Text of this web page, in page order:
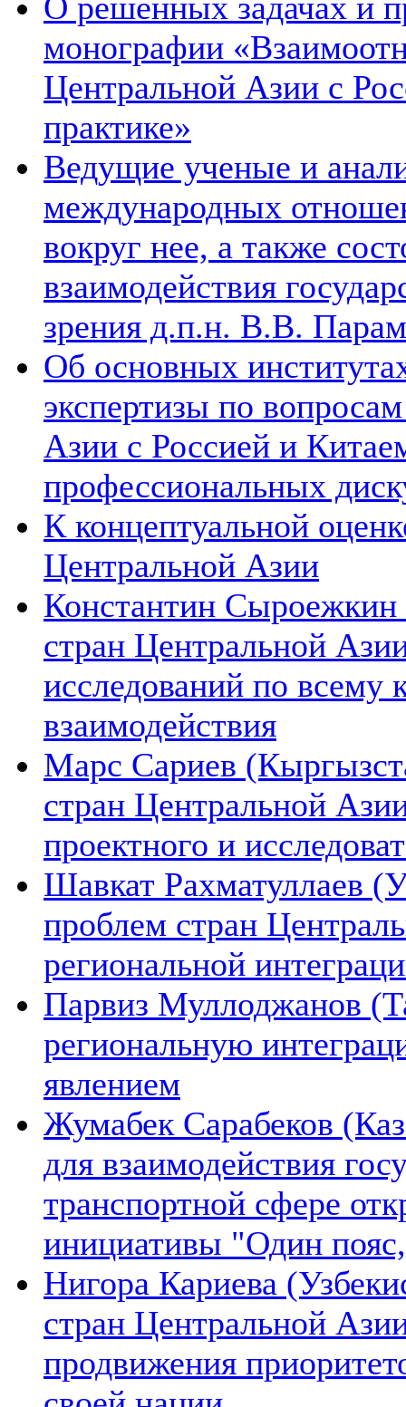
монографии
Центральной Азии с
практике»
Ведущие ученые и
международных
вокруг нее, а также
взаимодействия
зрения д.п.н. В.В.
Об основных
экспертизы по
Азии с Россией и
профессиональных
К концептуальной
Центральной Азии
Константин Сыроежкин
стран Центральной
исследований по всему
взаимодействия
Марс Сариев
стран Центральной
проектного и
Шавкат Рахматуллаев
проблем стран
региональной
Парвиз Муллоджанов
региональную
явлением
Жумабек Сарабеков
для взаимодействия
транспортной сфере
инициативы "Один
Нигора Кариева
стран Центральной
продвижения